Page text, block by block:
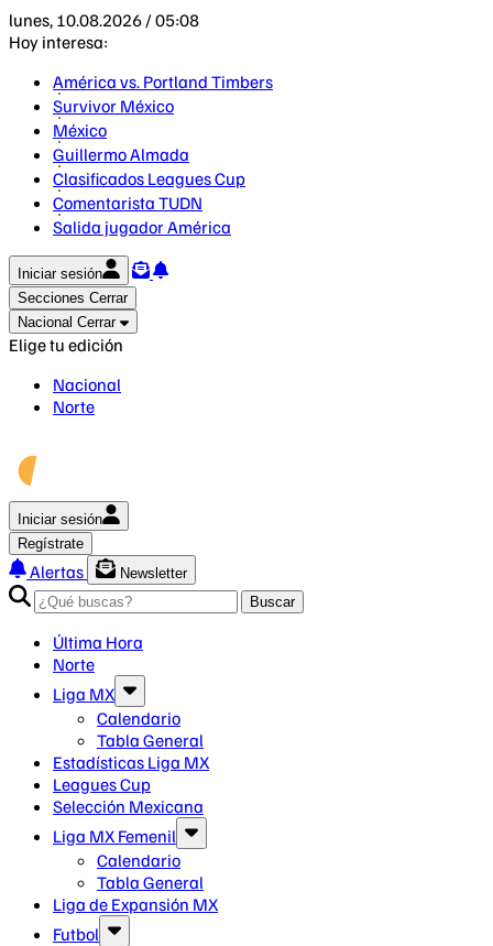
lunes, 10.08.2026 / 05:08
Hoy interesa:
América vs. Portland Timbers
Survivor México
México
Guillermo Almada
Clasificados Leagues Cup
Comentarista TUDN
Salida jugador América
Iniciar sesión
Secciones Cerrar
Nacional Cerrar
Elige tu edición
Nacional
Norte
Iniciar sesión
Regístrate
Alertas
Newsletter
Buscar
Última Hora
Norte
Liga MX
Calendario
Tabla General
Estadísticas Liga MX
Leagues Cup
Selección Mexicana
Liga MX Femenil
Calendario
Tabla General
Liga de Expansión MX
Futbol